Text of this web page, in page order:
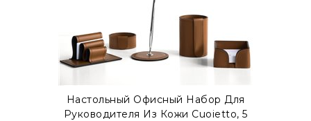
Настольный Офисный Набор Для
Руководителя Из Кожи Cuoietto, 5